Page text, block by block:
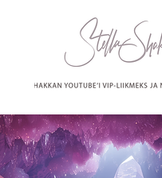
Siit lehelt saad